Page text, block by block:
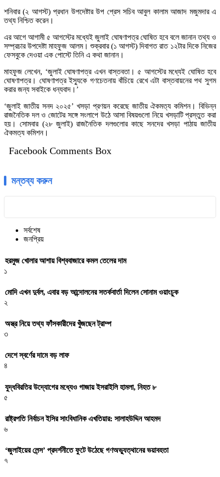
শনিবার (২ আগস্ট) প্রধান উপদেষ্টার উপ প্রেস সচিব আবুল কালাম আজাদ মজুমদার এ
তথ্য নিশ্চিত করেন।
এর আগে আগামী ৫ আগস্টের মধ্যেই জুলাই ঘোষণাপত্র ঘোষিত হবে বলে জানান তথ্য ও
সম্প্রচার উপদেষ্টা মাহফুজ আলম। শুক্রবার (১ আগস্ট) দিবাগত রাত ১২টার দিকে নিজের
ফেসবুকে দেওয়া এক পোস্টে তিনি এ কথা জানান।
মাহফুজ লেখেন, ‘জুলাই ঘোষণাপত্র এখন বাস্তবতা। ৫ আগস্টের মধ্যেই ঘোষিত হবে
ঘোষণাপত্র। ঘোষণাপত্র ইস্যুকে গণচেতনায় বাঁচিয়ে রেখে এটা বাস্তবায়নের পথ সুগম
করার জন্য সবাইকে ধন্যবাদ।’
‘জুলাই জাতীয় সনদ ২০২৫’ খসড়া প্রণয়ন করেছে জাতীয় ঐকমত্য কমিশন। বিভিন্ন
রাজনৈতিক দল ও জোটের সঙ্গে সংলাপে উঠে আসা বিষয়গুলো নিয়ে খসড়াটি প্রস্তুত করা
হয়। সোমবার (২৮ জুলাই) রাজনৈতিক দলগুলোর কাছে সনদের খসড়া পাঠায় জাতীয়
ঐকমত্য কমিশন।
Facebook Comments Box
মন্তব্য করুন
সর্বশেষ
জনপ্রিয়
হরমুজ খোলার আশায় বিশ্ববাজারে কমল তেলের দাম
১
মোদি এখন দুর্বল, এবার বড় আন্দোলনের সতর্কবার্তা দিলেন সোনাম ওয়াংচুক
২
অস্ত্র নিয়ে তথ্য ফাঁসকারীদের খুঁজছেন ট্রাম্প
৩
দেশে স্বর্ণের দামে বড় লাফ
৪
যুদ্ধবিরতির উদ্যোগের মধ্যেও গাজায় ইসরাইলি হামলা, নিহত ৮
৫
রাষ্ট্রপতি নির্বাচন ইসির সাংবিধানিক এখতিয়ার: সালাহউদ্দিন আহমদ
৬
‘জুলাইয়ের লেন্স’ প্রদর্শনীতে ফুটে উঠেছে গণঅভ্যুত্থানের ভয়াবহতা
৭